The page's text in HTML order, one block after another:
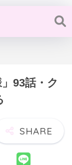
93話・ク